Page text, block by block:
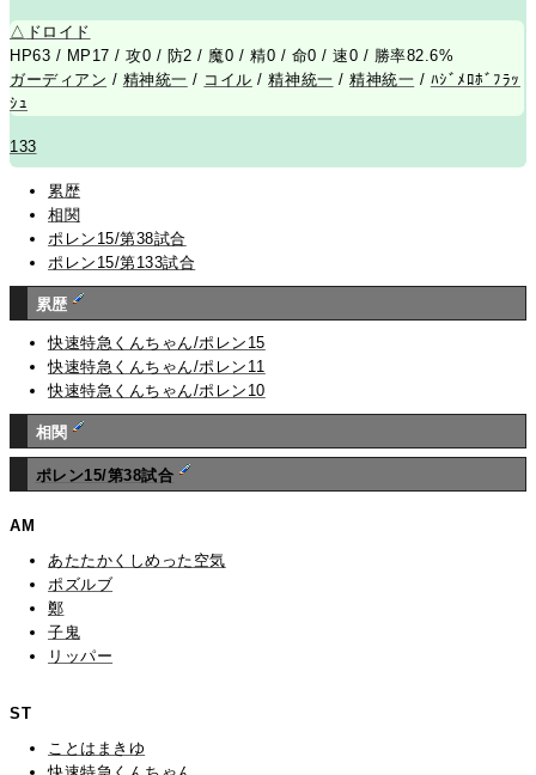
△ ドロイド
HP63 / MP17 / 攻0 / 防2 / 魔0 / 精0 / 命0 / 速0 / 勝率82.6%
ガーディアン / 精神統一 / コイル /精神統一 /精神統一 / ﾊｼﾞﾒﾛﾎﾞﾌﾗｯ
ｼｭ
133
累歴
相関
ポレン15/第38試合
ポレン15/第133試合
累歴
快速特急くんちゃん/ポレン15
快速特急くんちゃん/ポレン11
快速特急くんちゃん/ポレン10
相関
ポレン15/第38試合
AM
あたたかくしめった空気
ポズルブ
鄭
子鬼
リッパー
ST
ことはまきゆ